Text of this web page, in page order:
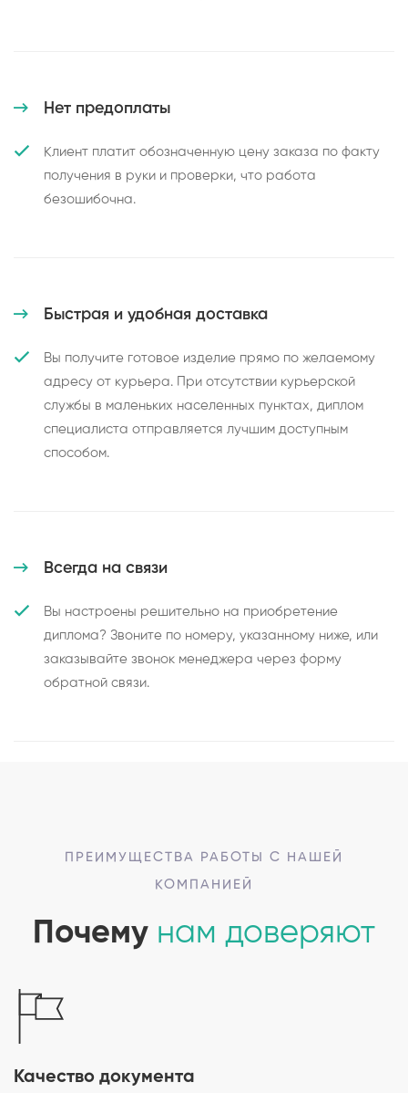
Нет предоплаты
Клиент платит обозначенную цену заказа по факту
получения в руки и проверки, что работа
безошибочна.
Быстрая и удобная доставка
Вы получите готовое изделие прямо по желаемому
адресу от курьера. При отсутствии курьерской
службы в маленьких населенных пунктах, диплом
специалиста отправляется лучшим доступным
способом.
Всегда на связи
Вы настроены решительно на приобретение
диплома? Звоните по номеру, указанному ниже, или
заказывайте звонок менеджера через форму
обратной связи.
ПРЕИМУЩЕСТВА РАБОТЫ С НАШЕЙ
КОМПАНИЕЙ
Почему нам доверяют
Качество документа